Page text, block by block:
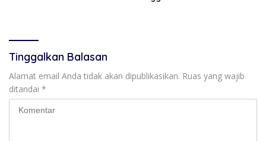
Tinggalkan Balasan
Alamat email Anda tidak akan dipublikasikan. Ruas yang wajib
ditandai *